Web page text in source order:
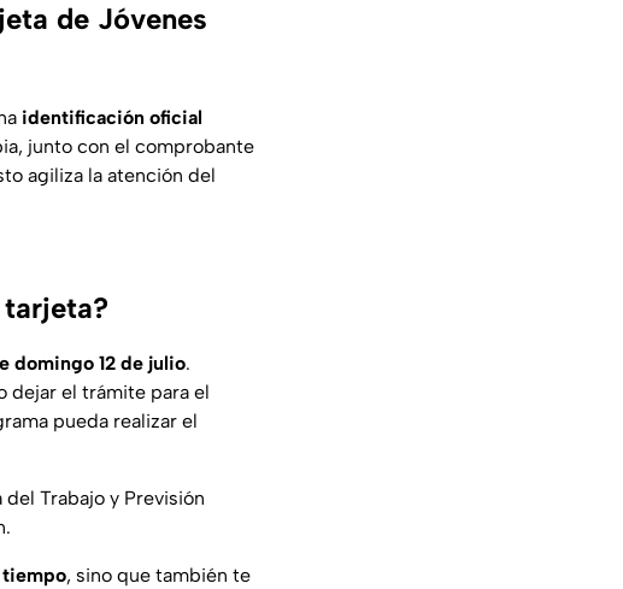
de Jóvenes
identificación oficial
junto con el comprobante
agiliza la atención del
domingo 12 de julio.
dejar el trámite para el
pueda realizar el
Trabajo y Previsión
tiempo, sino que también te